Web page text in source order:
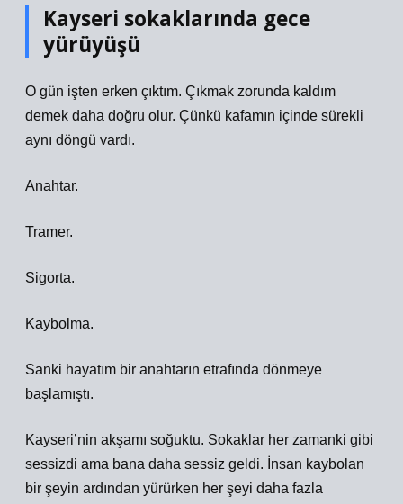
Kayseri sokaklarında gece
yürüyüşü
O gün işten erken çıktım. Çıkmak zorunda kaldım
demek daha doğru olur. Çünkü kafamın içinde sürekli
aynı döngü vardı.
Anahtar.
Tramer.
Sigorta.
Kaybolma.
Sanki hayatım bir anahtarın etrafında dönmeye
başlamıştı.
Kayseri’nin akşamı soğuktu. Sokaklar her zamanki gibi
sessizdi ama bana daha sessiz geldi. İnsan kaybolan
bir şeyin ardından yürürken her şeyi daha fazla